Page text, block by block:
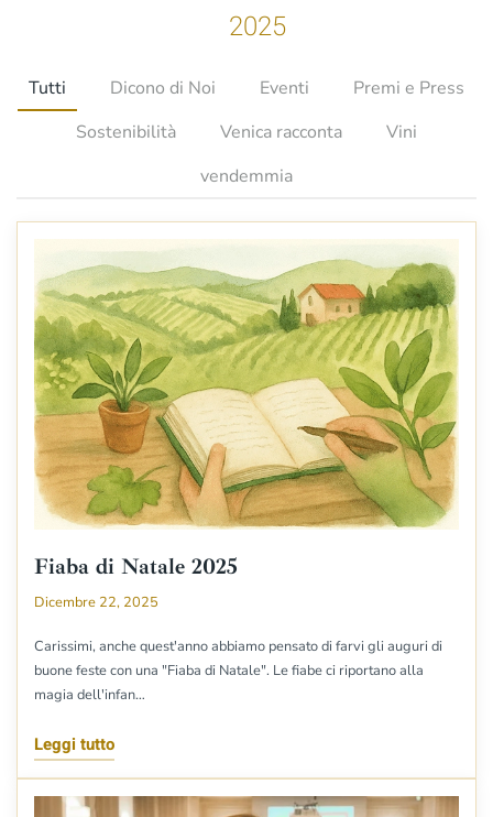
2025
Tutti Dicono di Noi Eventi
Premi e Press
Sostenibilità
Venica racconta
Vini
vendemmia
Fiaba di Natale 2025
Dicembre 22, 2025
Carissimi, anche quest'anno abbiamo pensato di farvi gli auguri di
buone feste con una "Fiaba di Natale". Le fiabe ci riportano alla
magia dell'infan…
Leggi tutto